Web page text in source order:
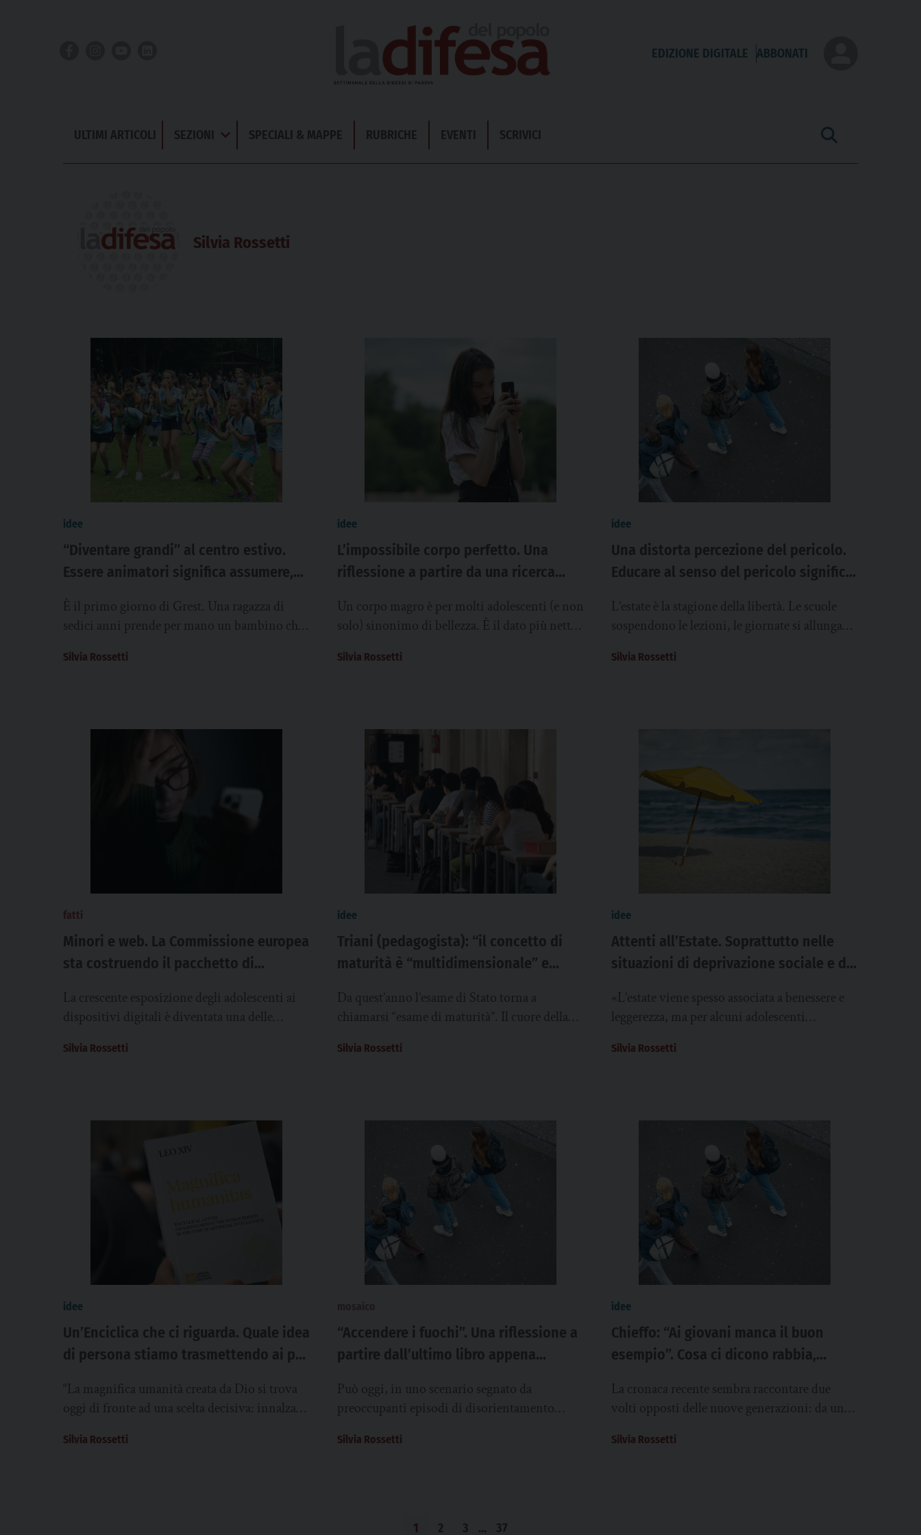
EDIZIONE DIGITALE ABBONATI
ULTIMI ARTICOLI SEZIONI
Apri
Menu
SPECIALI & MAPPE RUBRICHE EVENTI SCRIVICI
Silvia Rossetti
idee
“Diventare grandi” al centro estivo.
Essere animatori significa assumere,
spesso per la prima volta, una
responsabilità educativa
È il primo giorno di Grest. Una ragazza di
sedici anni prende per mano un bambino che
Silvia Rossetti
idee
L’impossibile corpo perfetto. Una
riflessione a partire da una ricerca
Un corpo magro è per molti adolescenti (e non
solo) sinonimo di bellezza. È il dato più netto
Silvia Rossetti
idee
Una distorta percezione del pericolo.
Educare al senso del pericolo significa
L’estate è la stagione della libertà. Le scuole
sospendono le lezioni, le giornate si allungano
lontano...
Silvia Rossetti
fatti
Minori e web. La Commissione europea
sta costruendo il pacchetto di
dei minori nel digitale
La crescente esposizione degli adolescenti ai
dispositivi digitali è diventata una delle
Europea. Recentemente l’Eurobarometro 2026
Silvia Rossetti
idee
Triani (pedagogista): “il concetto di
maturità è “multidimensionale” e
è nel vivo del suo svolgimento
Da quest’anno l’esame di Stato torna a
chiamarsi “esame di maturità”. Il cuore della
nel...
Silvia Rossetti
idee
Attenti all’Estate. Soprattutto nelle
situazioni di deprivazione sociale e di
rappresentare un difficile banco di
prova
«L’estate viene spesso associata a benessere e
leggerezza, ma per alcuni adolescenti
l’allarme lanciato dall’Ospedale Bambino
Silvia Rossetti
idee
Un’Enciclica che ci riguarda. Quale idea
di persona stiamo trasmettendo ai più
“La magnifica umanità creata da Dio si trova
oggi di fronte ad una scelta decisiva: innalzare
Silvia Rossetti
“Accendere i fuochi”. Una riflessione a
partire dall’ultimo libro appena
Può oggi, in uno scenario segnato da
preoccupanti episodi di disorientamento
in un contesto profondamente...
Silvia Rossetti
idee
Chieffo: “Ai giovani manca il buon
esempio”. Cosa ci dicono rabbia,
disagio che attraversa adolescenti e
giovani adulti?
La cronaca recente sembra raccontare due
volti opposti delle nuove generazioni: da una
dall’altra gesti...
Silvia Rossetti
1 2 3 … 37